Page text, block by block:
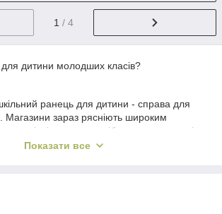
1 / 4
дитини молодших класів?
ранець для дитини - справа для
Магазини зараз рясніють широким
учнів, і з цього потрібно знати важливі
з покупкою рюкзака для
Показати все